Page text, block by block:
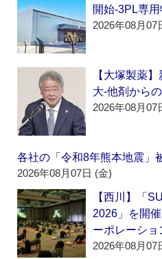
開始‐3PL専
2026年08月07
【大塚製薬
大‐他剤から
2026年08月07
各社の「令和8年熊本地震」
2026年08月07日 (金)
【西川】「
2026」を開
ーポレーシ
2026年08月07